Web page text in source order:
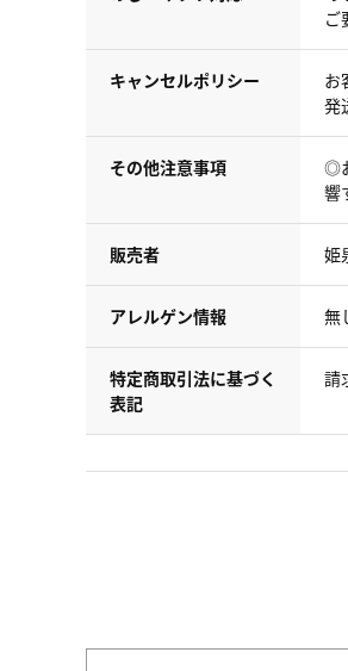
ご
キャンセルポリシー
お
発
その他注意事項
◎
響
販売者 姫
アレルゲン情報 無
特定商取引法に基づく
表記
請